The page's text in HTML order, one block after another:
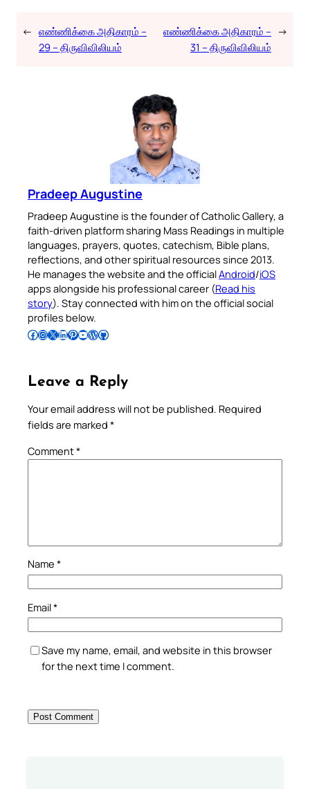
← எண்ணிக்கை அதிகாரம் –
29 – திருவிவிலியம்
எண்ணிக்கை அதிகாரம் –
31 – திருவிவிலியம்
→
Pradeep Augustine
Pradeep Augustine is the founder of Catholic Gallery, a
faith-driven platform sharing Mass Readings in multiple
languages, prayers, quotes, catechism, Bible plans,
reflections, and other spiritual resources since 2013.
He manages the website and the officialAndroid/iOS
apps alongside his professional career (Read his
story). Stay connected with him on the official social
profiles below.
Follow Pradeep on Facebook Follow Pradeep on InstagramFollow Pradeep on X Follow Pradeep on LinkedIn Follow Pradeep on Pinterest Subscribe to Pradeep’s Youtube Channel Follow Pradeep on WordPress Follow Pradeep on GitHub
Leave a Reply
Your email address will not be published. Required
fields are marked *
Comment*
Name *
Email*
Save my name, email, and website in this browser
for the next time I comment.